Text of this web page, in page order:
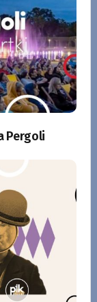
Pergoli